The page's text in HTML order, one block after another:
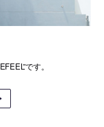
です。